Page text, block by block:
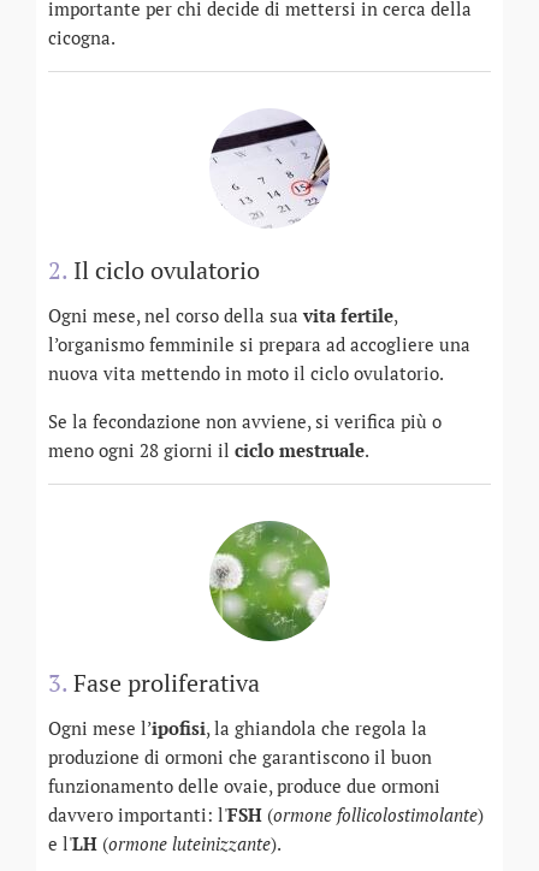
importante per chi decide di mettersi in cerca della
cicogna.
2. Il ciclo ovulatorio
Ogni mese, nel corso della suavita fertile,
l’organismo femminile si prepara ad accogliere una
nuova vita mettendo in moto il ciclo ovulatorio.
Se la fecondazione non avviene, si verifica più o
meno ogni 28 giorni il ciclo mestruale.
3. Fase proliferativa
Ogni mese l’ipofisi, la ghiandola che regola la
produzione di ormoni che garantiscono il buon
funzionamento delle ovaie, produce due ormoni
davvero importanti: l'FSH (ormone follicolostimolante)
e l'LH (ormone luteinizzante).